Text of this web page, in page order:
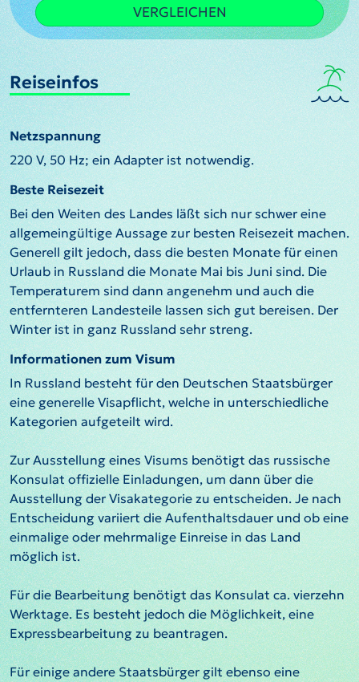
VERGLEICHEN
Reiseinfos
Netzspannung
220 V, 50 Hz; ein Adapter ist notwendig.
Beste Reisezeit
Bei den Weiten des Landes läßt sich nur schwer eine
allgemeingültige Aussage zur besten Reisezeit machen.
Generell gilt jedoch, dass die besten Monate für einen
Urlaub in Russland die Monate Mai bis Juni sind. Die
Temperaturem sind dann angenehm und auch die
entfernteren Landesteile lassen sich gut bereisen. Der
Winter ist in ganz Russland sehr streng.
Informationen zum Visum
In Russland besteht für den Deutschen Staatsbürger
eine generelle Visapflicht, welche in unterschiedliche
Kategorien aufgeteilt wird.
Zur Ausstellung eines Visums benötigt das russische
Konsulat offizielle Einladungen, um dann über die
Ausstellung der Visakategorie zu entscheiden. Je nach
Entscheidung variiert die Aufenthaltsdauer und ob eine
einmalige oder mehrmalige Einreise in das Land
möglich ist.
Für die Bearbeitung benötigt das Konsulat ca. vierzehn
Werktage. Es besteht jedoch die Möglichkeit, eine
Expressbearbeitung zu beantragen.
Für einige andere Staatsbürger gilt ebenso eine